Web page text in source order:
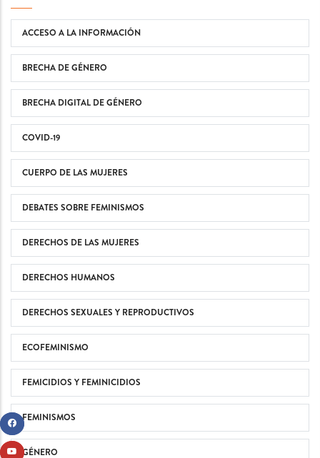
ACCESO A LA INFORMACIÓN
BRECHA DE GÉNERO
BRECHA DIGITAL DE GÉNERO
COVID-19
CUERPO DE LAS MUJERES
DEBATES SOBRE FEMINISMOS
DERECHOS DE LAS MUJERES
DERECHOS HUMANOS
DERECHOS SEXUALES Y REPRODUCTIVOS
ECOFEMINISMO
FEMICIDIOS Y FEMINICIDIOS
FEMINISMOS
GÉNERO